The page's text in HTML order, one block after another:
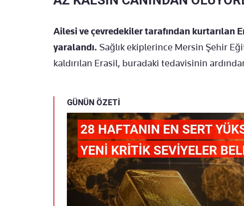
Ailesi ve çevredekiler tarafından kurtarılan
yaralandı. Sağlık ekiplerince Mersin Şehir
kaldırılan Erasil, buradaki tedavisinin
GÜNÜN ÖZETİ